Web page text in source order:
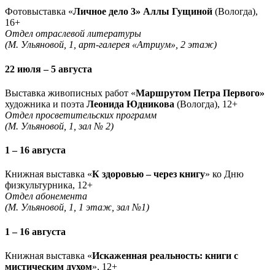
Фотовыставка «Личное дело 3» Аллы Гущиной (Вологда),
16+
Отдел отраслевой литературы
(М. Ульяновой, 1, арт-галерея «Атриум», 2 этаж)
22 июля – 5 августа
Выставка живописных работ «Маршрутом Петра Первого»
художника и поэта Леонида Юдникова (Вологда), 12+
Отдел просветительских программ
(М. Ульяновой, 1, зал № 2)
1 – 16 августа
Книжная выставка «К здоровью – через книгу» ко Дню
физкультурника, 12+
Отдел абонемента
(М. Ульяновой, 1, 1 этаж, зал №1)
1 – 16 августа
Книжная выставка «Искаженная реальность: книги с
мистическим духом», 12+